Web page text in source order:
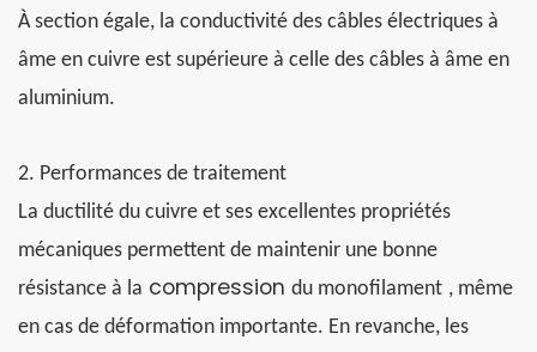
À section égale, la conductivité des câbles électriques à
âme en cuivre est supérieure à celle des câbles à âme en
aluminium.
2. Performances de traitement
La ductilité du cuivre et ses excellentes propriétés
mécaniques permettent de maintenir une bonne
résistance à la compression du monofilament , même
en cas de déformation importante. En revanche, les